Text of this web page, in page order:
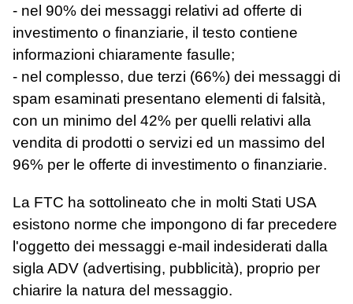
- nel 90% dei messaggi relativi ad offerte di
investimento o finanziarie, il testo contiene
informazioni chiaramente fasulle;
- nel complesso, due terzi (66%) dei messaggi di
spam esaminati presentano elementi di falsità,
con un minimo del 42% per quelli relativi alla
vendita di prodotti o servizi ed un massimo del
96% per le offerte di investimento o finanziarie.
La FTC ha sottolineato che in molti Stati USA
esistono norme che impongono di far precedere
l'oggetto dei messaggi e-mail indesiderati dalla
sigla ADV (advertising, pubblicità), proprio per
chiarire la natura del messaggio.